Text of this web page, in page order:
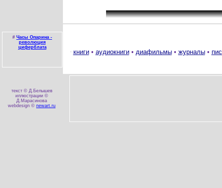
# Часы Опарина -
революция
циферблата
книги• аудиокниги• диафильмы• журналы•
текст © Д.Белышев
иллюстрации ©
Д.Марасинова
webdesign © newart.ru